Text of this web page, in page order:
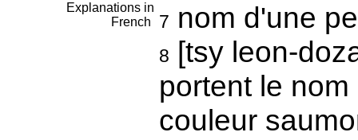
Explanations in
French
7 nom d'une
8 [tsy leon-
portent le
couleur